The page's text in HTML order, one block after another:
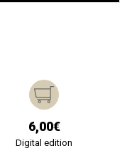
6,00€
Digital edition